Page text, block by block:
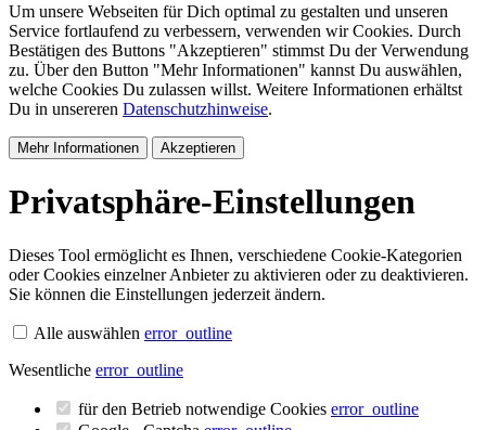
Um unsere Webseiten für Dich optimal zu gestalten und unseren
Service fortlaufend zu verbessern, verwenden wir Cookies. Durch
Bestätigen des Buttons "Akzeptieren" stimmst Du der Verwendung
zu. Über den Button "Mehr Informationen" kannst Du auswählen,
welche Cookies Du zulassen willst. Weitere Informationen erhältst
Du in unsereren Datenschutzhinweise.
Mehr Informationen Akzeptieren
Privatsphäre-Einstellungen
Dieses Tool ermöglicht es Ihnen, verschiedene Cookie-Kategorien
oder Cookies einzelner Anbieter zu aktivieren oder zu deaktivieren.
Sie können die Einstellungen jederzeit ändern.
Alle auswählen error_outline
Wesentliche error_outline
für den Betrieb notwendige Cookies error_outline